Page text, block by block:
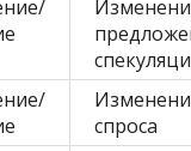
спроса